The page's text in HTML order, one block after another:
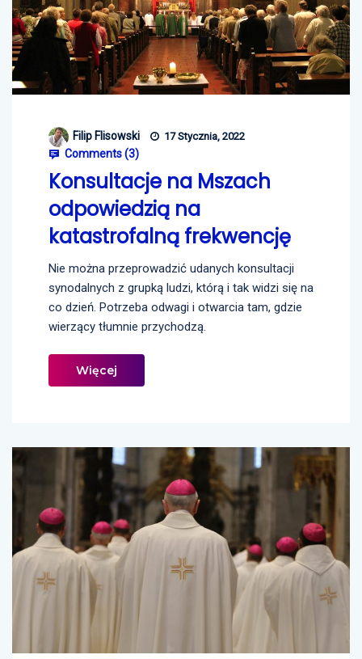
Filip Flisowski 17 Stycznia, 2022
Comments (3)
Konsultacje na Mszach
odpowiedzią na
katastrofalną frekwencję
Nie można przeprowadzić udanych konsultacji
synodalnych z grupką ludzi, którą i tak widzi się na
co dzień. Potrzeba odwagi i otwarcia tam, gdzie
wierzący tłumnie przychodzą.
Więcej